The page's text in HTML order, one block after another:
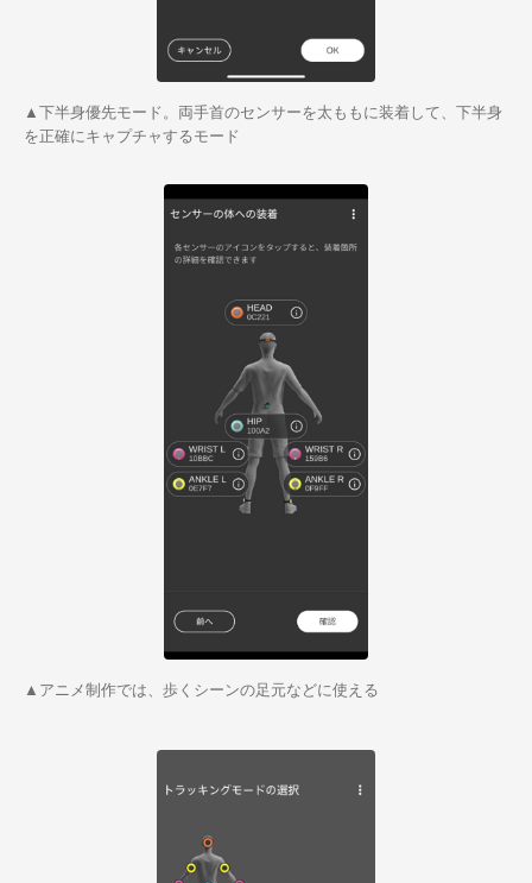
▲下半身優先モード。両手首のセンサーを太ももに装着して、下半身
を正確にキャプチャするモード
▲アニメ制作では、歩くシーンの足元などに使える